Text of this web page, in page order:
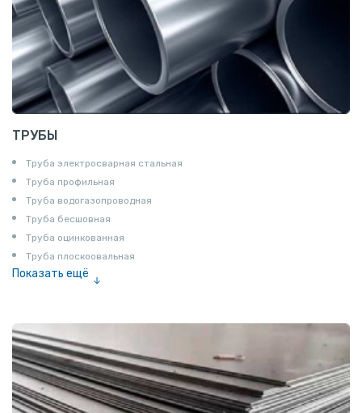
ТРУБЫ
Труба электросварная стальная
Труба профильная
Труба водогазопроводная
Труба бесшовная
Труба оцинкованная
Труба плоскоовальная
Показать ещё